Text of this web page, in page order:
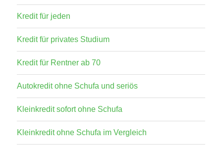
Kredit für jeden
Kredit für privates Studium
Kredit für Rentner ab 70
Autokredit ohne Schufa und seriös
Kleinkredit sofort ohne Schufa
Kleinkredit ohne Schufa im Vergleich